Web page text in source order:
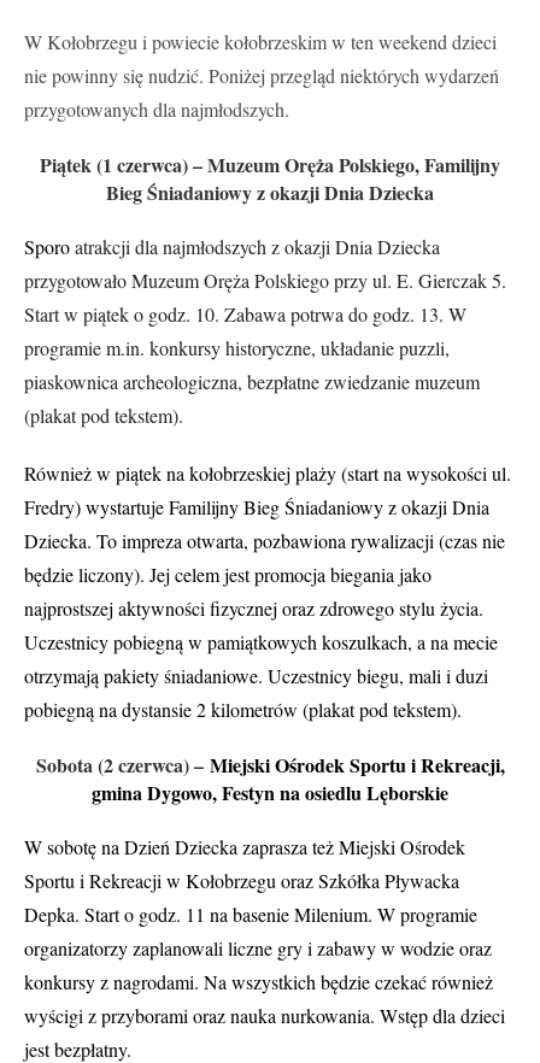
W Kołobrzegu i powiecie kołobrzeskim w ten weekend dzieci
nie powinny się nudzić. Poniżej przegląd niektórych wydarzeń
przygotowanych dla najmłodszych.
Piątek (1 czerwca) – Muzeum Oręża Polskiego, Familijny
Bieg Śniadaniowy z okazji Dnia Dziecka
Sporoatrakcji dla najmłodszych z okazji Dnia Dziecka
przygotowało Muzeum Oręża Polskiego przy ul. E. Gierczak 5.
Start w piątek o godz. 10. Zabawa potrwa do godz. 13. W
programie m.in. konkursy historyczne, układanie puzzli,
piaskownica archeologiczna, bezpłatne zwiedzanie muzeum
(plakat pod tekstem).
Również w piątek na kołobrzeskiej plaży (start na wysokości ul.
Fredry) wystartuje Familijny Bieg Śniadaniowy z okazji Dnia
Dziecka. To impreza otwarta, pozbawiona rywalizacji (czas nie
będzie liczony). Jej celem jest promocja biegania jako
najprostszej aktywności fizycznej oraz zdrowego stylu życia.
Uczestnicy pobiegną w pamiątkowych koszulkach, a na mecie
otrzymają pakiety śniadaniowe. Uczestnicy biegu, mali i duzi
pobiegną na dystansie 2 kilometrów (plakat pod tekstem).
Sobota (2 czerwca) – Miejski Ośrodek Sportu i Rekreacji,
gmina Dygowo, Festyn na osiedlu Lęborskie
W sobotę na Dzień Dziecka zaprasza też Miejski Ośrodek
Sportu i Rekreacji w Kołobrzegu oraz Szkółka Pływacka
Depka. Start o godz. 11 na basenie Milenium. W programie
organizatorzy zaplanowali liczne gry i zabawy w wodzie oraz
konkursy z nagrodami. Na wszystkich będzie czekać również
wyścigi z przyborami oraz nauka nurkowania. Wstęp dla dzieci
jest bezpłatny.